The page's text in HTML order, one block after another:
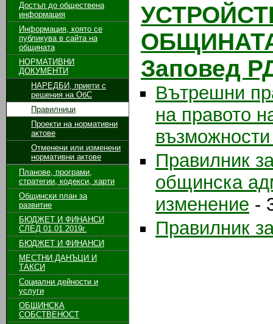
Достъп до обществена
информация
Информация, която се
публикува в сайта на
общината
НОРМАТИВНИ
ДОКУМЕНТИ
НАРЕДБИ, приети с
решения на ОбС
Правилници
Проекти на нормативни
актове
Отменени или изменени
нормативни актове
Планове, програми,
стратегии, кодекси, харти
Общински план за
развитие
БЮДЖЕТ И ФИНАНСИ
СЛЕД 01.01.2019г.
БЮДЖЕТ И ФИНАНСИ
МЕСТНИ ДАНЪЦИ И
ТАКСИ
Социални дейности и
услуги
ОБЩИНСКА
СОБСТВЕНОСТ
ОБЩИНАТА
Заповед
Вътрешни
на правото
Правилник
общинска
изменение -
Правилник